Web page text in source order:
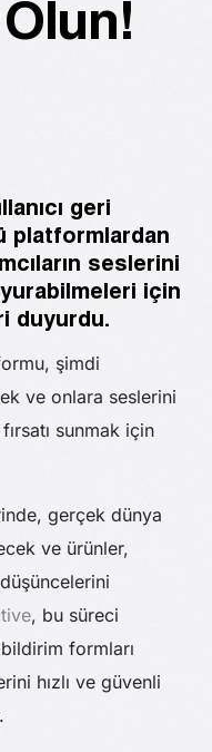
geri
platformlardan
seslerini
için
duyurdu.
şimdi
ve onlara seslerini
sunmak için
gerçek dünya
ve ürünler,
, bu süreci
formları
hızlı ve güvenli